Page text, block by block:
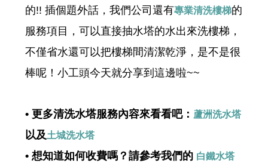
的!! 插個題外話，我們公司還有專業清洗樓梯的
服務項目，可以直接抽水塔的水出來洗樓梯，
不僅省水還可以把樓梯間清潔乾淨，是不是很
棒呢！小工頭今天就分享到這邊啦~~
• 更多清洗水塔服務內容來看看吧： 蘆洲洗水塔
以及土城洗水塔
• 想知道如何收費嗎？請參考我們的 白鐵水塔